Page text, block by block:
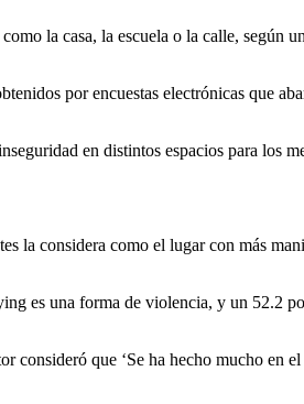
la casa, la escuela o la calle, según
por encuestas electrónicas que
en distintos espacios para los
la considera como el lugar con más
es una forma de violencia, y un 52.2
consideró que ‘Se ha hecho mucho en